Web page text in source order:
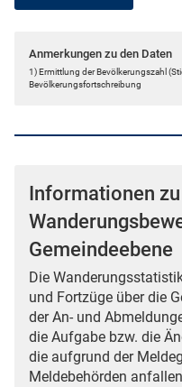
Anmerkungen zu den Daten
1) Ermittlung der Bevölkerungszahl
Bevölkerungsfortschreibung
Informationen
Gemeindeebene
Die
und Fortzüge über die
der An- und
die Aufgabe bzw. die
die aufgrund der
Meldebehörden